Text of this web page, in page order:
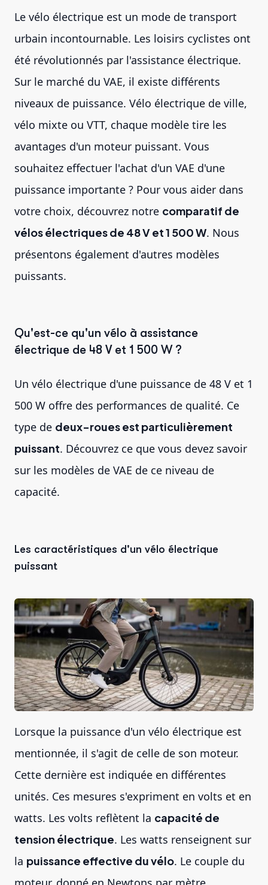
Le vélo électrique est un mode de transport
urbain incontournable. Les loisirs cyclistes ont
été révolutionnés par l'assistance électrique.
Sur le marché du VAE, il existe différents
niveaux de puissance. Vélo électrique de ville,
vélo mixte ou VTT, chaque modèle tire les
avantages d'un moteur puissant. Vous
souhaitez effectuer l'achat d'un VAE d'une
puissance importante ? Pour vous aider dans
votre choix, découvrez notre comparatif de
vélos électriques de 48 V et 1 500 W. Nous
présentons également d'autres modèles
puissants.
Qu'est-ce qu'un vélo à assistance
électrique de 48 V et 1 500 W ?
Un vélo électrique d'une puissance de 48 V et 1
500 W offre des performances de qualité. Ce
type de deux-roues est particulièrement
puissant. Découvrez ce que vous devez savoir
sur les modèles de VAE de ce niveau de
capacité.
Les caractéristiques d'un vélo électrique
puissant
Lorsque la puissance d'un vélo électrique est
mentionnée, il s'agit de celle de son moteur.
Cette dernière est indiquée en différentes
unités. Ces mesures s'expriment en volts et en
watts. Les volts reflètent la capacité de
tension électrique. Les watts renseignent sur
la puissance effective du vélo. Le couple du